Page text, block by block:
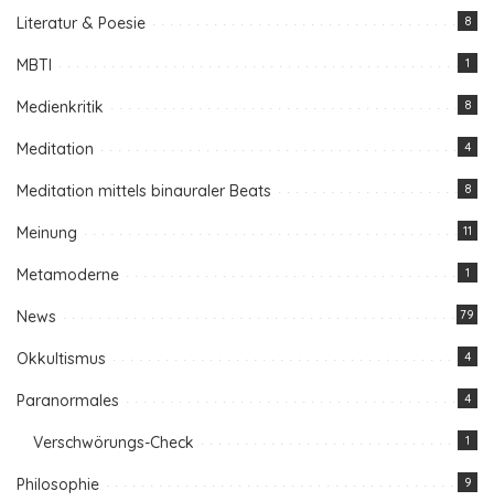
Literatur & Poesie 8
MBTI 1
Medienkritik 8
Meditation 4
Meditation mittels binauraler Beats 8
Meinung 11
Metamoderne 1
News 79
Okkultismus 4
Paranormales 4
Verschwörungs-Check 1
Philosophie 9